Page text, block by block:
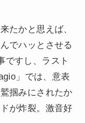
たかと思えば、
でハッとさせる
ですし、ラスト
」では、意表
掴みにされたか
が炸裂。激音好